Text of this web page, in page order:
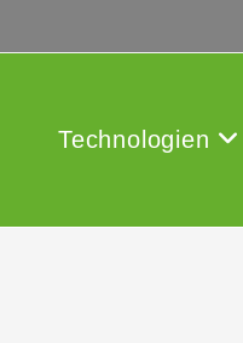
Technologien